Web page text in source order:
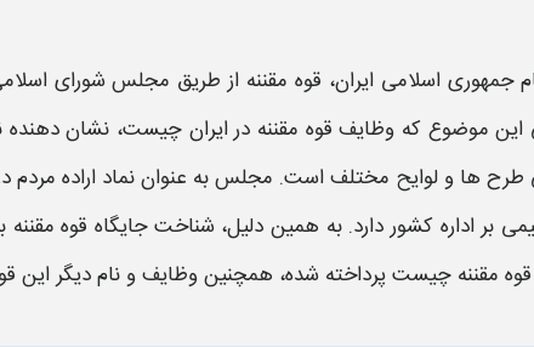
جمهوری اسلامی ایران، قوه مقننه از طریق مجلس شورای
این موضوع که وظایف قوه مقننه در ایران چیست، نشان دهنده
طرح ها و لوایح مختلف است. مجلس به عنوان نماد اراده مردم
بر اداره کشور دارد. به همین دلیل، شناخت جایگاه قوه مقننه
قوه مقننه چیستپرداخته شده، همچنینوظایفو نام دیگر این